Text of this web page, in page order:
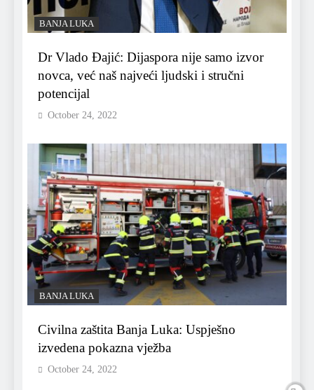
BANJA LUKA
Dr Vlado Đajić: Dijaspora nije samo izvor
novca, već naš najveći ljudski i stručni
potencijal
October 24, 2022
BANJA LUKA
Civilna zaštita Banja Luka: Uspješno
izvedena pokazna vježba
October 24, 2022